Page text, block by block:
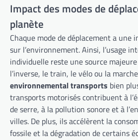
Impact des modes de
planète
Chaque mode de déplacement a une
sur l’environnement. Ainsi, l’usage
individuelle reste une source
l’inverse, le train, le vélo ou la
environnemental transports bien
transports motorisés contribuent à
de serre, à la pollution sonore et à
villes. De plus, ils accélèrent la
fossile et la dégradation de certains